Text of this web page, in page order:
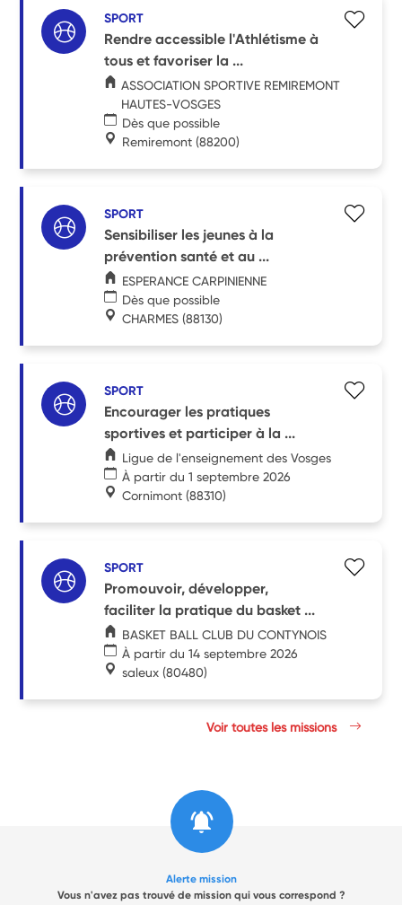
SPORT
Rendre accessible l'Athlétisme à
tous et favoriser la ...
ASSOCIATION SPORTIVE REMIREMONT
HAUTES-VOSGES
Dès que possible
Remiremont (88200)
SPORT
Sensibiliser les jeunes à la
prévention santé et au ...
ESPERANCE CARPINIENNE
Dès que possible
CHARMES (88130)
SPORT
Encourager les pratiques
sportives et participer à la ...
Ligue de l'enseignement des Vosges
À partir du 1 septembre 2026
Cornimont (88310)
SPORT
Promouvoir, développer,
faciliter la pratique du basket ...
BASKET BALL CLUB DU CONTYNOIS
À partir du 14 septembre 2026
saleux (80480)
Voir toutes les missions
Alerte mission
Vous n'avez pas trouvé de mission qui vous correspond ?